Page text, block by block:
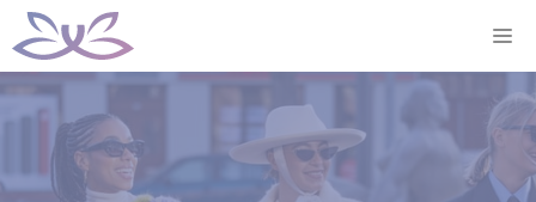
Aller
au
contenu